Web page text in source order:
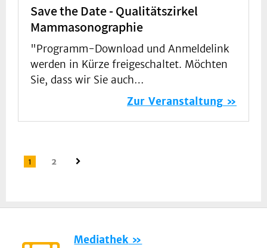
Save the Date - Qualitätszirkel
Mammasonographie
"Programm-Download und Anmeldelink
werden in Kürze freigeschaltet. Möchten
Sie, dass wir Sie auch…
Zur Veranstaltung
1 2
Mediathek